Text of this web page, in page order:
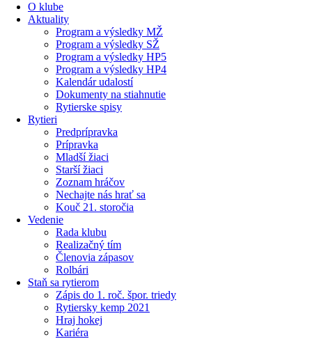
O klube
Aktuality
Program a výsledky MŽ
Program a výsledky SŽ
Program a výsledky HP5
Program a výsledky HP4
Kalendár udalostí
Dokumenty na stiahnutie
Rytierske spisy
Rytieri
Predprípravka
Prípravka
Mladší žiaci
Starší žiaci
Zoznam hráčov
Nechajte nás hrať sa
Kouč 21. storočia
Vedenie
Rada klubu
Realizačný tím
Členovia zápasov
Rolbári
Staň sa rytierom
Zápis do 1. roč. špor. triedy
Rytiersky kemp 2021
Hraj hokej
Kariéra